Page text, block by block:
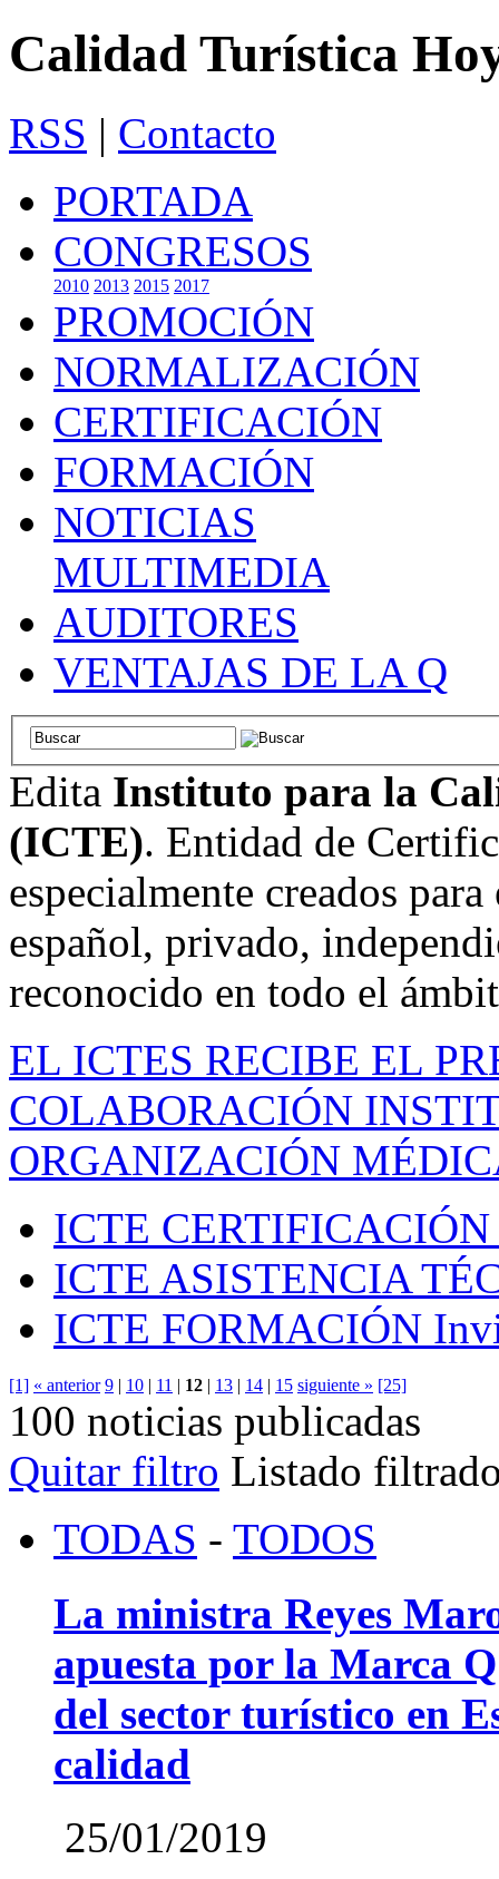
Calidad Turística
RSS | Contacto
PORTADA
CONGRESOS
2010 2013 2015 2017
PROMOCIÓN
NORMALIZACIÓN
CERTIFICACIÓN
FORMACIÓN
NOTICIAS
MULTIMEDIA
AUDITORES
VENTAJAS DE LA Q
Edita Instituto para la
(ICTE). Entidad de
especialmente creados
español, privado,
reconocido en todo el
EL ICTES RECIBE EL
COLABORACIÓN
ORGANIZACIÓN
ICTE CERTIFICACIÓN
ICTE ASISTENCIA
ICTE FORMACIÓN
[1] « anterior 9 | 10 | 11 | 12 | 13 | 14 | 15 siguiente » [25]
100 noticias publicadas
Quitar filtro Listado
TODAS - TODOS
La ministra Reyes
apuesta por la Marca
del sector turístico en
calidad
25/01/2019